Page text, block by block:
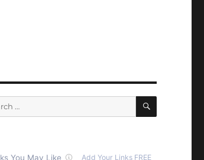
SEARCH